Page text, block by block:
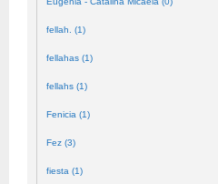
fellah. (1)
fellahas (1)
fellahs (1)
Fenicia (1)
Fez (3)
fiesta (1)